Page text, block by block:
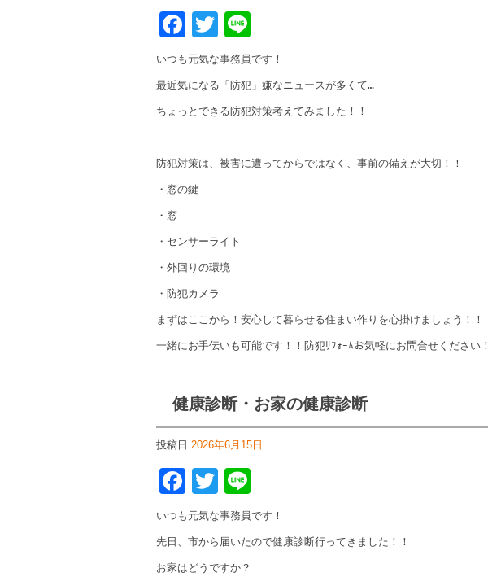
Facebook
Twitter
いつも元気な事務員です！
最近気になる「防犯」嫌なニュースが多くて…
ちょっとできる防犯対策考えてみました！！
防犯対策は、被害に遭ってからではなく、事前の備えが大切！！
・窓の鍵
・窓
・センサーライト
・外回りの環境
・防犯カメラ
まずはここから！安心して暮らせる住まい作りを心掛けましょう！！
一緒にお手伝いも可能です！！防犯ﾘﾌｫｰﾑお気軽にお問合せください！
健康診断・お家の健康診断
投稿日 2026年6月15日
Facebook
Twitter
いつも元気な事務員です！
先日、市から届いたので健康診断行ってきました！！
お家はどうですか？